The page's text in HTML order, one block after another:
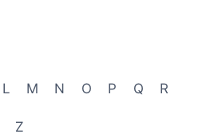
L M N O P Q R
Z